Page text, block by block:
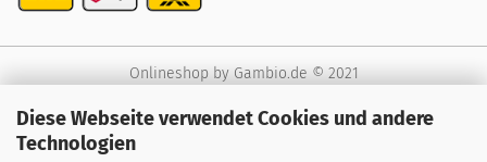
Diese Webseite verwendet Cookies und andere
Technologien
Onlineshopby Gambio.de © 2021